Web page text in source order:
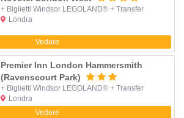
+ Biglietti Windsor LEGOLAND® + Transfer
Londra
Vedere
Premier Inn London Hammersmith
(Ravenscourt Park)
+ Biglietti Windsor LEGOLAND® + Transfer
Londra
Vedere